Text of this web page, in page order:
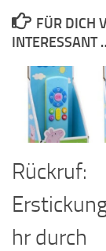
FÜR DICH
INTERESSANT
Rückruf:
hr durch